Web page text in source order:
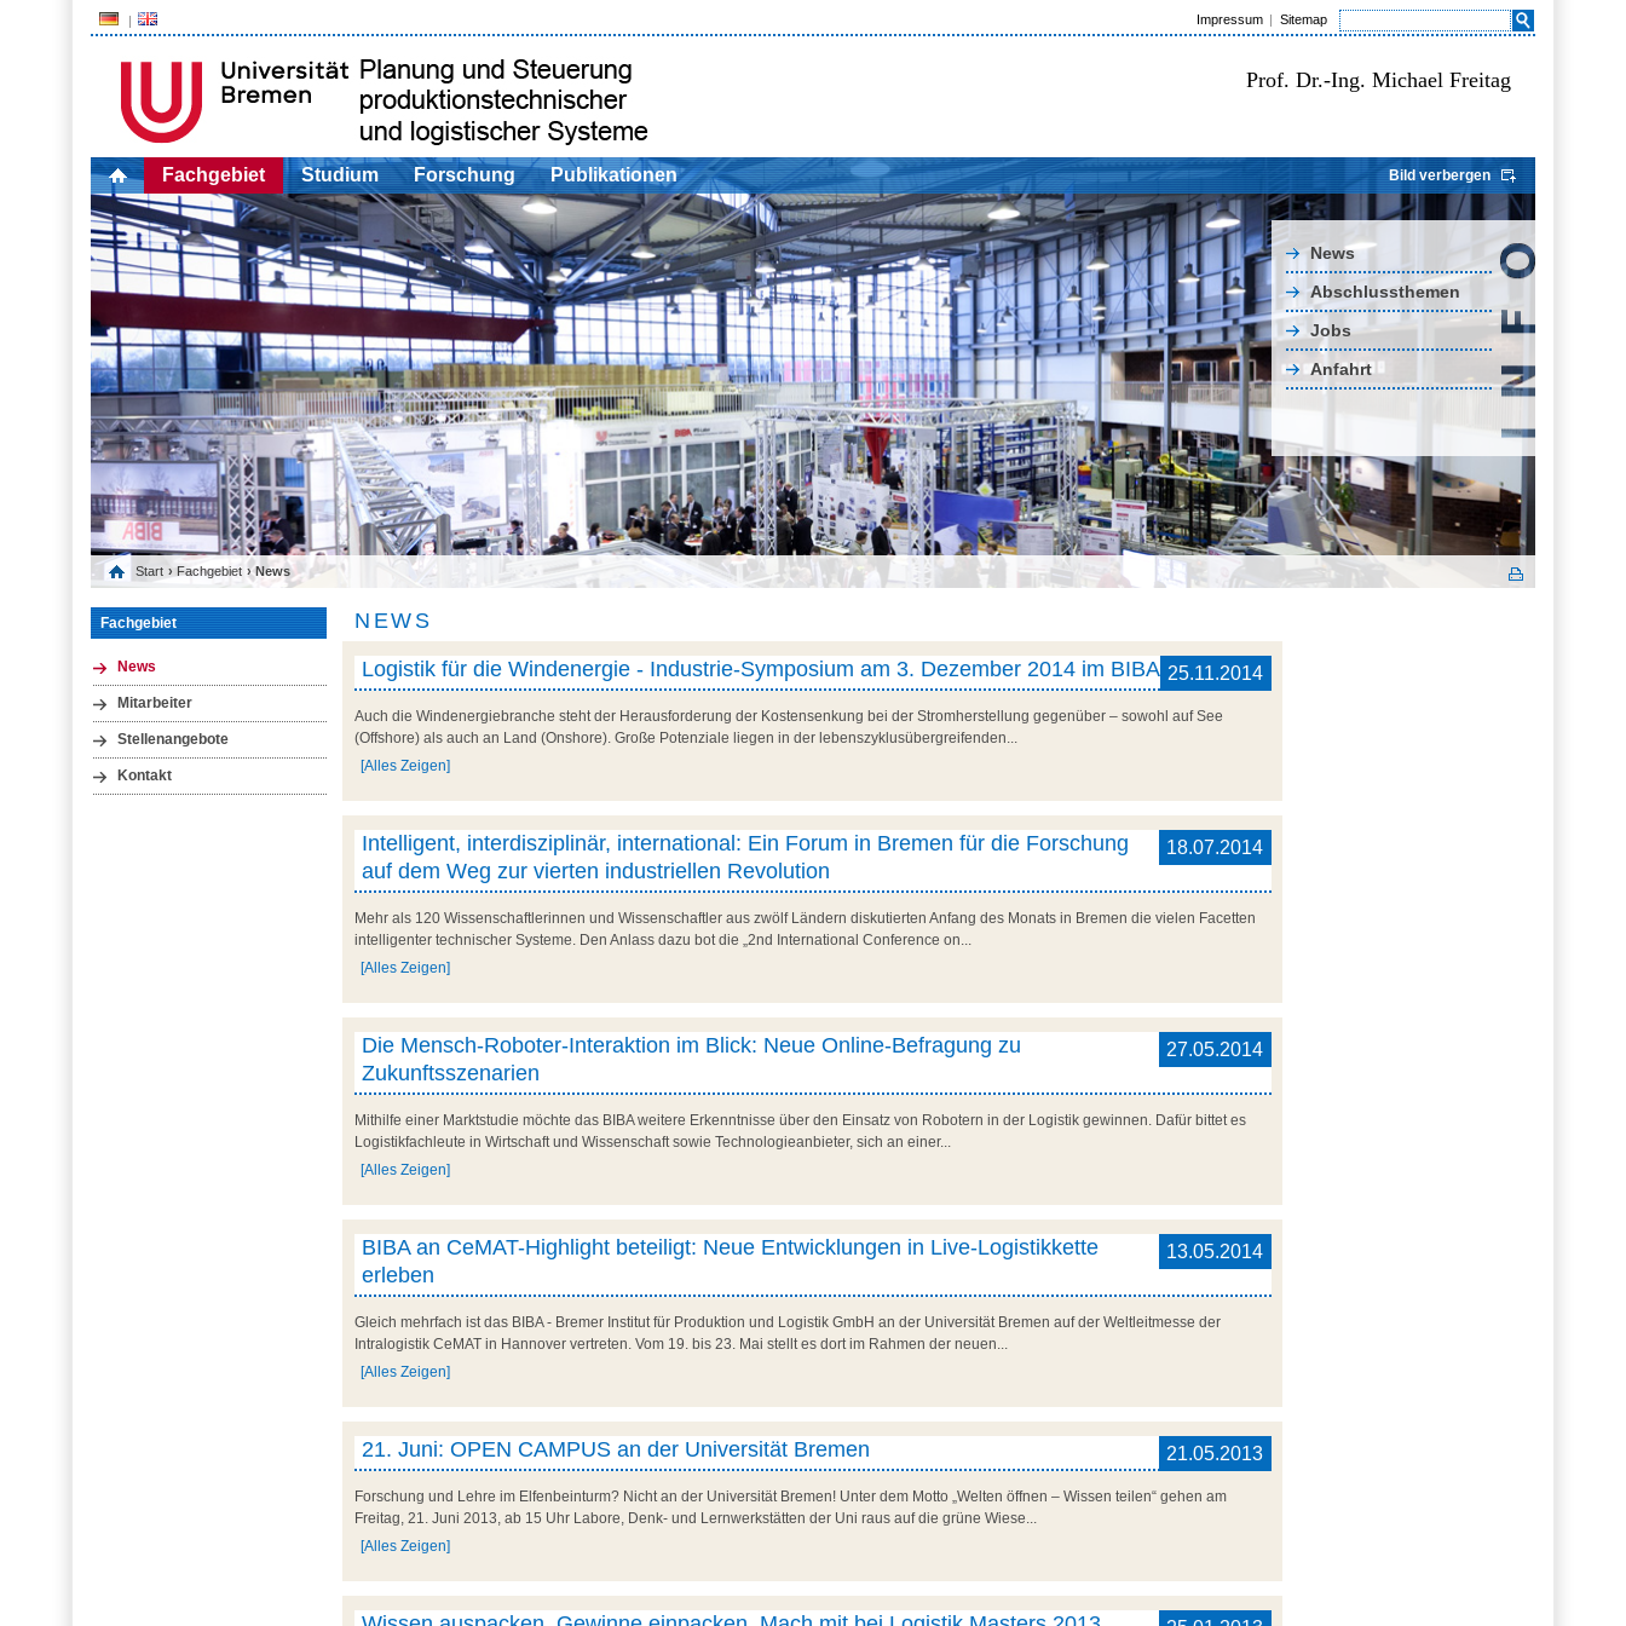
Impressum Sitemap
Prof. Dr.-Ing. Michael Freitag
Fachgebiet Studium Forschung Publikationen Bild verbergen
News
Abschlussthemen
Jobs
Anfahrt
Start › Fachgebiet › News
Fachgebiet
News
Mitarbeiter
Stellenangebote
Kontakt
NEWS
25.11.2014
Logistik für die Windenergie - Industrie-Symposium am 3. Dezember 2014 im BIBA
Auch die Windenergiebranche steht der Herausforderung der Kostensenkung bei der Stromherstellung gegenüber – sowohl auf See
(Offshore) als auch an Land (Onshore). Große Potenziale liegen in der lebenszyklusübergreifenden...
[Alles Zeigen]
18.07.2014
Intelligent, interdisziplinär, international: Ein Forum in Bremen für die Forschung
auf dem Weg zur vierten industriellen Revolution
Mehr als 120 Wissenschaftlerinnen und Wissenschaftler aus zwölf Ländern diskutierten Anfang des Monats in Bremen die vielen Facetten
intelligenter technischer Systeme. Den Anlass dazu bot die „2nd International Conference on...
[Alles Zeigen]
27.05.2014
Die Mensch-Roboter-Interaktion im Blick: Neue Online-Befragung zu
Zukunftsszenarien
Mithilfe einer Marktstudie möchte das BIBA weitere Erkenntnisse über den Einsatz von Robotern in der Logistik gewinnen. Dafür bittet es
Logistikfachleute in Wirtschaft und Wissenschaft sowie Technologieanbieter, sich an einer...
[Alles Zeigen]
13.05.2014
BIBA an CeMAT-Highlight beteiligt: Neue Entwicklungen in Live-Logistikkette
erleben
Gleich mehrfach ist das BIBA - Bremer Institut für Produktion und Logistik GmbH an der Universität Bremen auf der Weltleitmesse der
Intralogistik CeMAT in Hannover vertreten. Vom 19. bis 23. Mai stellt es dort im Rahmen der neuen...
[Alles Zeigen]
21.05.2013
21. Juni: OPEN CAMPUS an der Universität Bremen
Forschung und Lehre im Elfenbeinturm? Nicht an der Universität Bremen! Unter dem Motto „Welten öffnen – Wissen teilen“ gehen am
Freitag, 21. Juni 2013, ab 15 Uhr Labore, Denk- und Lernwerkstätten der Uni raus auf die grüne Wiese...
[Alles Zeigen]